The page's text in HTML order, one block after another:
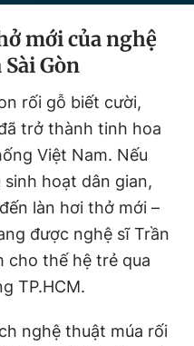
hệ quảng cáo
780 404
Tòa soạn Chính sách bảo
Thành
cấp ngày 24.3.2020
Thanh Niên. Cấm sao
JSC.
mới của nghệ
Gòn
rối gỗ biết cười,
trở thành tinh hoa
Việt Nam. Nếu
hoạt dân gian,
làn hơi thở mới –
được nghệ sĩ Trần
cho thế hệ trẻ qua
TP.HCM.
nghệ thuật múa rối